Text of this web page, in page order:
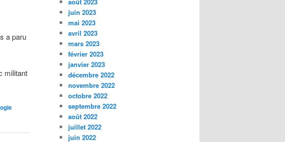
a paru
militant
juin 2023
mai 2023
avril 2023
mars 2023
février 2023
janvier 2023
décembre 2022
novembre 2022
octobre 2022
septembre 2022
août 2022
juillet 2022
juin 2022